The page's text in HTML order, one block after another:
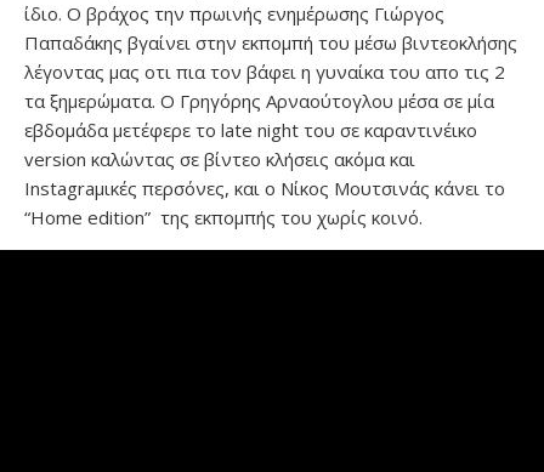
ίδιο. Ο βράχος την πρωινής ενημέρωσης Γιώργος
Παπαδάκης βγαίνει στην εκπομπή του μέσω βιντεοκλήσης
λέγοντας μας οτι πια τον βάφει η γυναίκα του απο τις 2
τα ξημερώματα. Ο Γρηγόρης Αρναούτογλου μέσα σε μία
εβδομάδα μετέφερε το late night του σε καραντινέικο
version καλώντας σε βίντεο κλήσεις ακόμα και
Instagraμικές περσόνες, και ο Νίκος Μουτσινάς κάνει το
“Home edition” της εκπομπής του χωρίς κοινό.